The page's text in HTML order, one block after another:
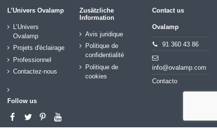
L’Univers Ovalamp
L’Univers
Ovalamp
Projets d'éclairage
Professionnel
Contactez-nous
Zusätzliche
Information
Avis juridique
Politique de
confidentialité
Politique de
cookies
Contact us
Ovalamp
91 360 43 86
info@ovalamp.com
Contacto
Follow us